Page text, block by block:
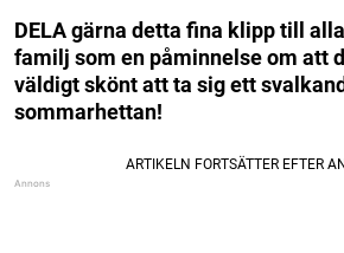
DELA gärna detta fina klipp till
familj som en påminnelse om att
väldigt skönt att ta sig ett
sommarhettan!